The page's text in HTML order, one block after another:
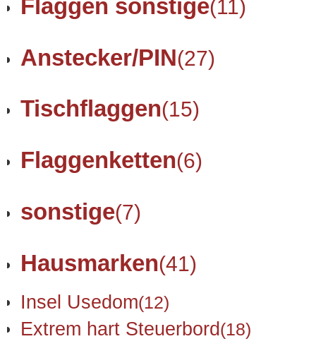
Flaggen sonstige(11)
Anstecker/PIN(27)
Tischflaggen(15)
Flaggenketten(6)
sonstige(7)
Hausmarken(41)
Insel Usedom(12)
Extrem hart Steuerbord(18)